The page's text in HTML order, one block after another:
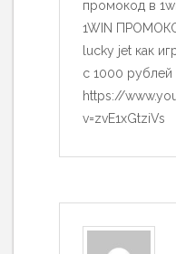
промокод в
1WIN
lucky jet как
с 1000
https://
v=zvE1xGtziVs